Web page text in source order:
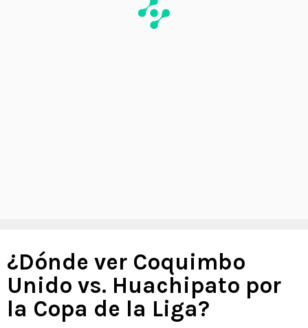
¿Dónde ver Coquimbo
Unido vs. Huachipato por
la Copa de la Liga?